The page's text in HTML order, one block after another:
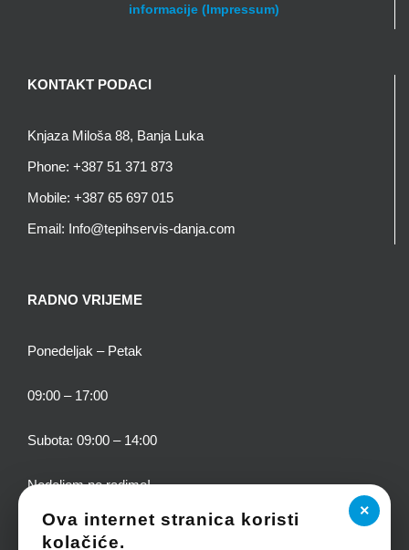
informacije (Impressum)
KONTAKT PODACI
Knjaza Miloša 88, Banja Luka
Phone: +387 51 371 873
Mobile: +387 65 697 015
Email: Info@tepihservis-danja.com
RADNO VRIJEME
Ponedeljak – Petak
09:00 – 17:00
Subota: 09:00 – 14:00
Nedeljom ne radimo!
×
Ova internet stranica koristi
kolačiće.